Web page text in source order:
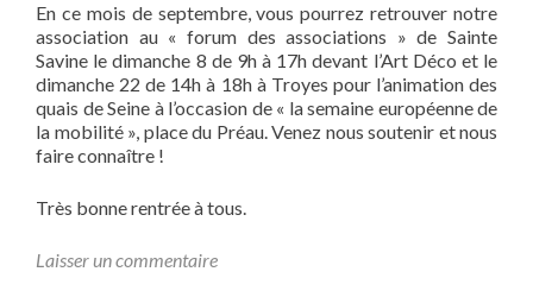
En ce mois de septembre, vous pourrez retrouver notre
association au « forum des associations » de Sainte
Savine le dimanche 8 de 9h à 17h devant l’Art Déco et le
dimanche 22 de 14h à 18h à Troyes pour l’animation des
quais de Seine à l’occasion de « la semaine européenne de
la mobilité », place du Préau. Venez nous soutenir et nous
faire connaître !
Très bonne rentrée à tous.
Laisser un commentaire